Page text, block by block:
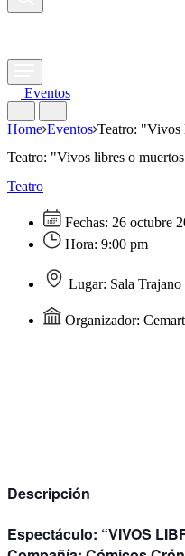
Eventos
Home Eventos Teatro: "Vivos
Teatro: "Vivos libres o
Teatro
Fechas: 26 octubre
Hora: 9:00 pm
Lugar: Sala Trajano
Organizador:
Descripción
Espectáculo: “VIVOS